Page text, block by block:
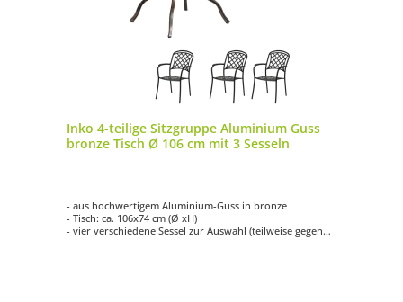
Inko 4-teilige Sitzgruppe Aluminium Guss
bronze Tisch Ø 106 cm mit 3 Sesseln
- aus hochwertigem Aluminium-Guss in bronze
- Tisch: ca. 106x74 cm (Ø xH)
- vier verschiedene Sessel zur Auswahl (teilweise gegen